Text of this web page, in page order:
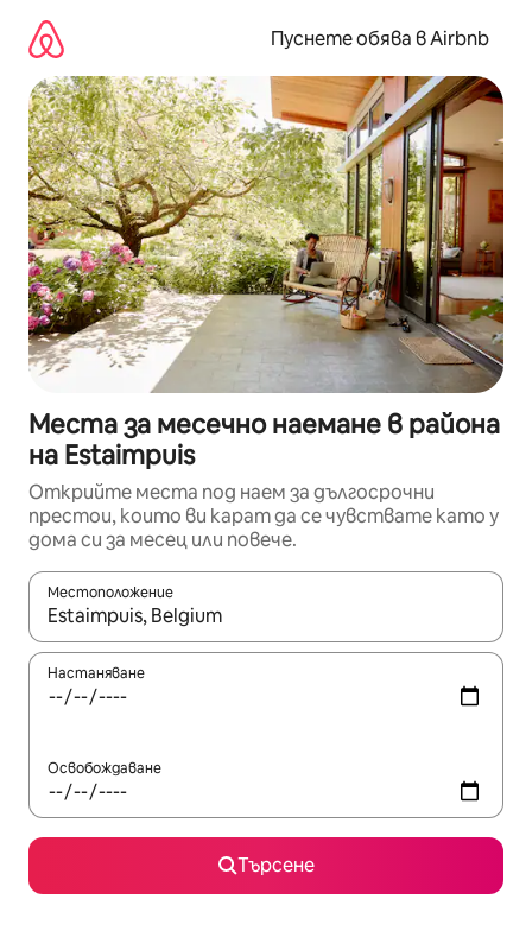
съдържанието
Пуснете обява в Airbnb
Места за месечно наемане в района
на Estaimpuis
Открийте места под наем за дългосрочни
престои, които ви карат да се чувствате като у
дома си за месец или повече.
Местоположение
Когато резултатите се покажат, използвайте
Настаняване
Освобождаване
Търсене